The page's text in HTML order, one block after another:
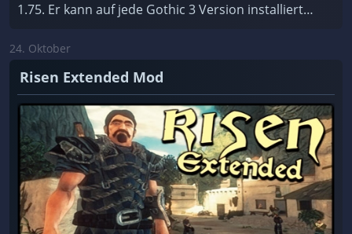
1.75. Er kann auf jede Gothic 3 Version installiert
24. Oktober
Risen Extended Mod